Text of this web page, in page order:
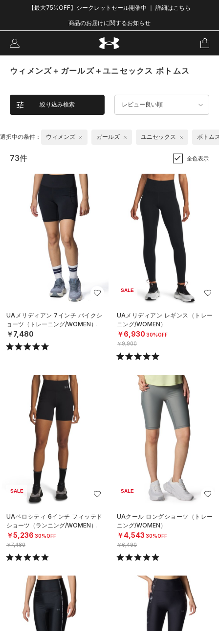
【最大75%OFF】シークレットセール開催中 ｜ 詳細はこちら
商品のお届けに関するお知らせ
ウィメンズ＋ガールズ＋ユニセックス ボトムス
絞り込み検索 レビュー良い順
選択中の条件： ウィメンズ ガールズ ユニセックス ボトム
73件 全色表示
UAメリディアン 7インチ バイクシ
ョーツ（トレーニング/WOMEN）
￥7,480
SALE
UAメリディアン レギンス（トレー
ニング/WOMEN）
￥6,930 30%OFF
￥9,900
SALE
UAベロシティ 6インチ フィッテド
ショーツ（ランニング/WOMEN）
￥5,236 30%OFF
￥7,480
SALE
UAクール ロングショーツ（トレー
ニング/WOMEN）
￥4,543 30%OFF
￥6,490